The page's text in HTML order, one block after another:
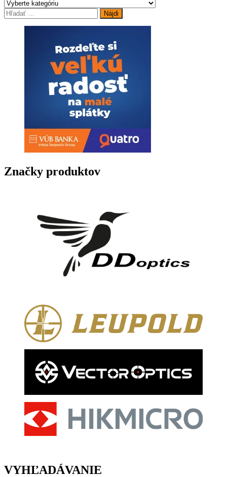
Hľadať:
Značky produktov
VYHĽADÁVANIE